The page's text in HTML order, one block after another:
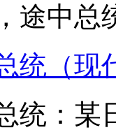
途中总
统（现
统：某